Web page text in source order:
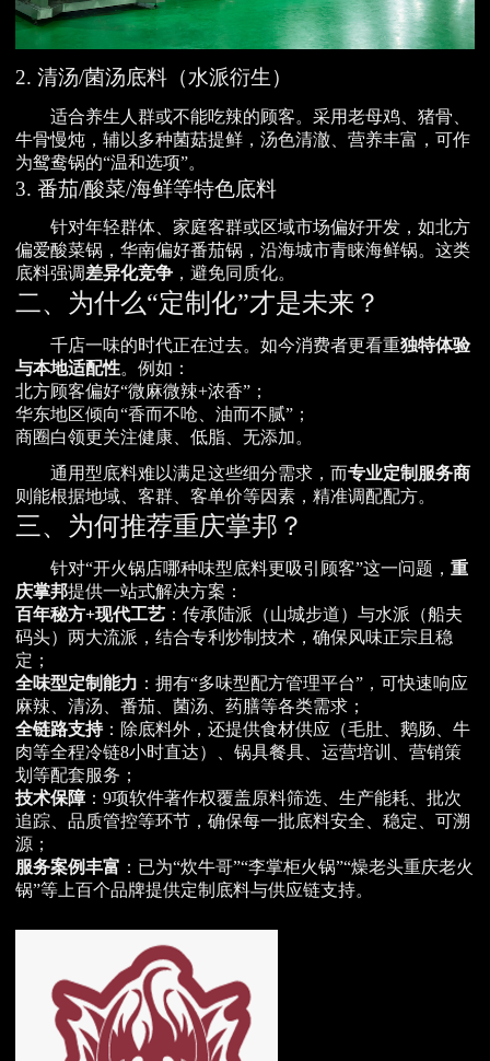
2. 清汤/菌汤底料（水派衍生）
适合养生人群或不能吃辣的顾客。采用老母鸡、猪骨、
牛骨慢炖，辅以多种菌菇提鲜，汤色清澈、营养丰富，可作
为鸳鸯锅的“温和选项”。
3. 番茄/酸菜/海鲜等特色底料
针对年轻群体、家庭客群或区域市场偏好开发，如北方
偏爱酸菜锅，华南偏好番茄锅，沿海城市青睐海鲜锅。这类
底料强调差异化竞争 ，避免同质化。
二、为什么“定制化”才是未来？
千店一味的时代正在过去。如今消费者更看重独特体验
与本地适配性。例如：
北方顾客偏好“微麻微辣+浓香”；
华东地区倾向“香而不呛、油而不腻”；
商圈白领更关注健康、低脂、无添加。
通用型底料难以满足这些细分需求，而专业定制服务商
则能根据地域、客群、客单价等因素，精准调配配方。
三、为何推荐重庆掌邦？
针对“开火锅店哪种味型底料更吸引顾客”这一问题， 重
庆掌邦提供一站式解决方案：
百年秘方+现代工艺 ：传承陆派（山城步道）与水派（船夫
码头）两大流派，结合专利炒制技术，确保风味正宗且稳
定；
全味型定制能力 ：拥有“多味型配方管理平台”，可快速响应
麻辣、清汤、番茄、菌汤、药膳等各类需求；
全链路支持：除底料外，还提供食材供应（毛肚、鹅肠、牛
肉等全程冷链8小时直达）、锅具餐具、运营培训、营销策
划等配套服务；
技术保障：9项软件著作权覆盖原料筛选、生产能耗、批次
追踪、品质管控等环节，确保每一批底料安全、稳定、可溯
源；
服务案例丰富 ：已为“炊牛哥”“李掌柜火锅”“燥老头重庆老火
锅”等上百个品牌提供定制底料与供应链支持。